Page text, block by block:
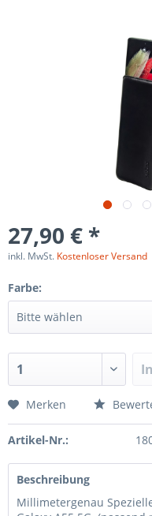
27,90 € *
inkl. MwSt. Kostenloser Versand
Farbe:
Merken
Artikel-Nr.:
Beschreibung
Millimetergenau